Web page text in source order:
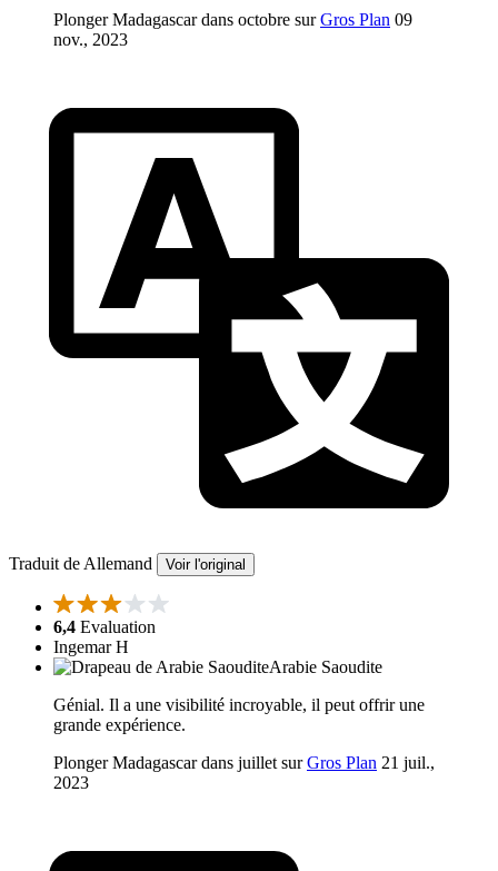
Plonger Madagascar dans octobre surGros Plan 09
nov., 2023
Traduit de Allemand Voir l'original
6,4 Evaluation
Ingemar H
Arabie Saoudite
Génial. Il a une visibilité incroyable, il peut offrir une
grande expérience.
Plonger Madagascar dans juillet surGros Plan 21 juil.,
2023